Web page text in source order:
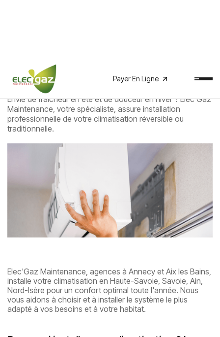
Payer En Ligne
Installateur climatisation
Envie de fraîcheur en été et de douceur en hiver ? Elec'Gaz
Maintenance, votre spécialiste, assure installation
professionnelle de votre climatisation réversible ou
traditionnelle.
Elec'Gaz Maintenance, agences à Annecy et Aix les Bains,
installe votre climatisation en Haute-Savoie, Savoie, Ain,
Nord-Isère pour un confort optimal toute l'année. Nous
vous aidons à choisir et à installer le système le plus
adapté à vos besoins et à votre habitat.